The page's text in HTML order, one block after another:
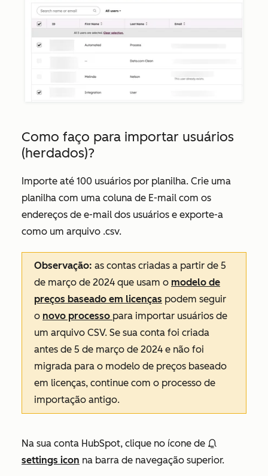
Como faço para importar usuários
(herdados)?
Importe até 100 usuários por planilha. Crie uma
planilha com uma coluna de E-mail com os
endereços de e-mail dos usuários e exporte-a
como um arquivo .csv.
Observação: as contas criadas a partir de 5
de março de 2024 que usam o modelo de
preços baseado em licenças podem seguir
o novo processo para importar usuários de
um arquivo CSV. Se sua conta foi criada
antes de 5 de março de 2024 e não foi
migrada para o modelo de preços baseado
em licenças, continue com o processo de
importação antigo.
Na sua conta HubSpot, clique no ícone de
settings icon na barra de navegação superior.